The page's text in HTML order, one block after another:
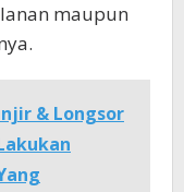
maupun
& Longsor